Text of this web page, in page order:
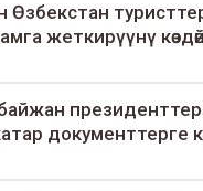
Өзбекстан
жеткирүүнү
документтерге